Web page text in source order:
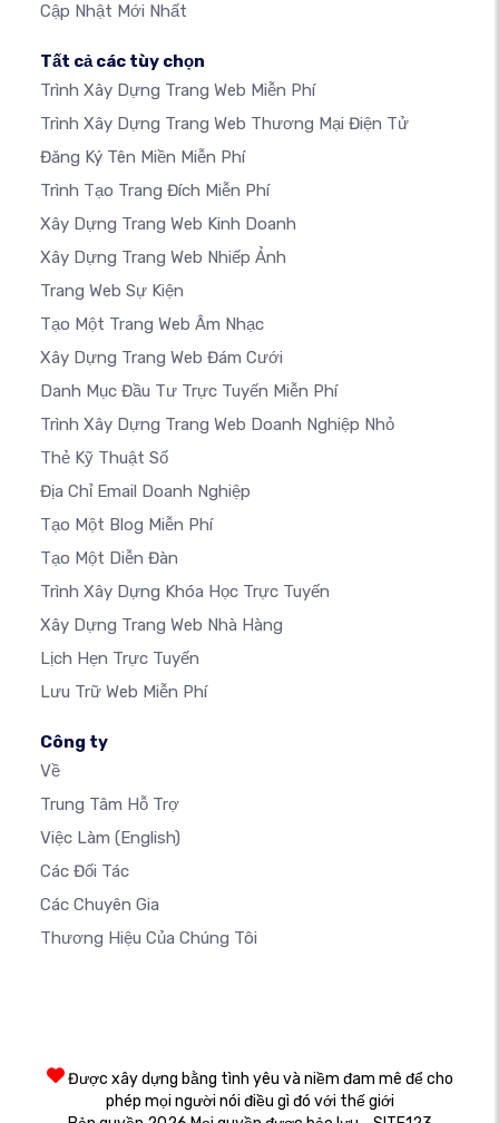
Cập Nhật Mới Nhất
Tất cả các tùy chọn
Trình Xây Dựng Trang Web Miễn Phí
Trình Xây Dựng Trang Web Thương Mại Điện Tử
Đăng Ký Tên Miền Miễn Phí
Trình Tạo Trang Đích Miễn Phí
Xây Dựng Trang Web Kinh Doanh
Xây Dựng Trang Web Nhiếp Ảnh
Trang Web Sự Kiện
Tạo Một Trang Web Âm Nhạc
Xây Dựng Trang Web Đám Cưới
Danh Mục Đầu Tư Trực Tuyến Miễn Phí
Trình Xây Dựng Trang Web Doanh Nghiệp Nhỏ
Thẻ Kỹ Thuật Số
Địa Chỉ Email Doanh Nghiệp
Tạo Một Blog Miễn Phí
Tạo Một Diễn Đàn
Trình Xây Dựng Khóa Học Trực Tuyến
Xây Dựng Trang Web Nhà Hàng
Lịch Hẹn Trực Tuyến
Lưu Trữ Web Miễn Phí
Công ty
Về
Trung Tâm Hỗ Trợ
Việc Làm (English)
Các Đối Tác
Các Chuyên Gia
Thương Hiệu Của Chúng Tôi
Được xây dựng bằng tình yêu và niềm đam mê để cho
phép mọi người nói điều gì đó với thế giới